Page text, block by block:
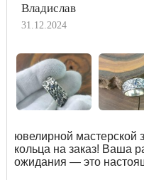
Владислав
31.12.2024
ювелирной мастерской
кольца на заказ! Ваша
ожидания — это